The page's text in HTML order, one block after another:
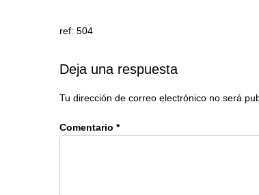
ref: 504
Deja una respuesta
Tu dirección de correo electrónico no será
Comentario *